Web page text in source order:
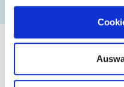
Über Kelheim Fibres
Die Kelheim Fibres GmbH
Hersteller von